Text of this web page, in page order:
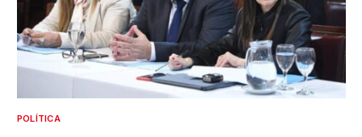
POLÍTICA